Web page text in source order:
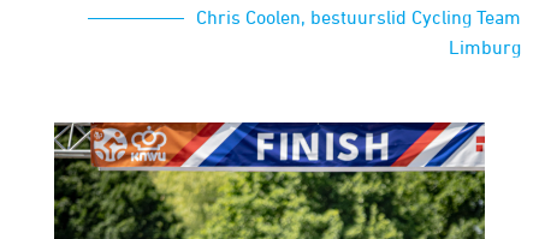
Chris Coolen, bestuurslid Cycling Team
Limburg